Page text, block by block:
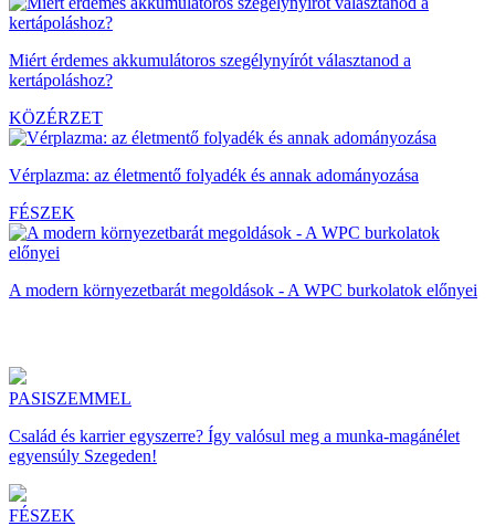
Miért érdemes akkumulátoros szegélynyírót választanod a
kertápoláshoz?
KÖZÉRZET
Vérplazma: az életmentő folyadék és annak adományozása
FÉSZEK
A modern környezetbarát megoldások - A WPC burkolatok előnyei
PASISZEMMEL
Család és karrier egyszerre? Így valósul meg a munka-magánélet
egyensúly Szegeden!
FÉSZEK